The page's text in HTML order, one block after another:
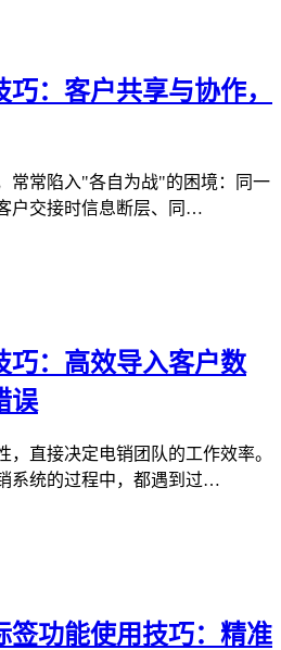
：客户共享与协作，
常常陷入"各自为战"的困境：同一
户交接时信息断层、同…
巧：高效导入客户数
误
，直接决定电销团队的工作效率。
系统的过程中，都遇到过…
签功能使用技巧：精准